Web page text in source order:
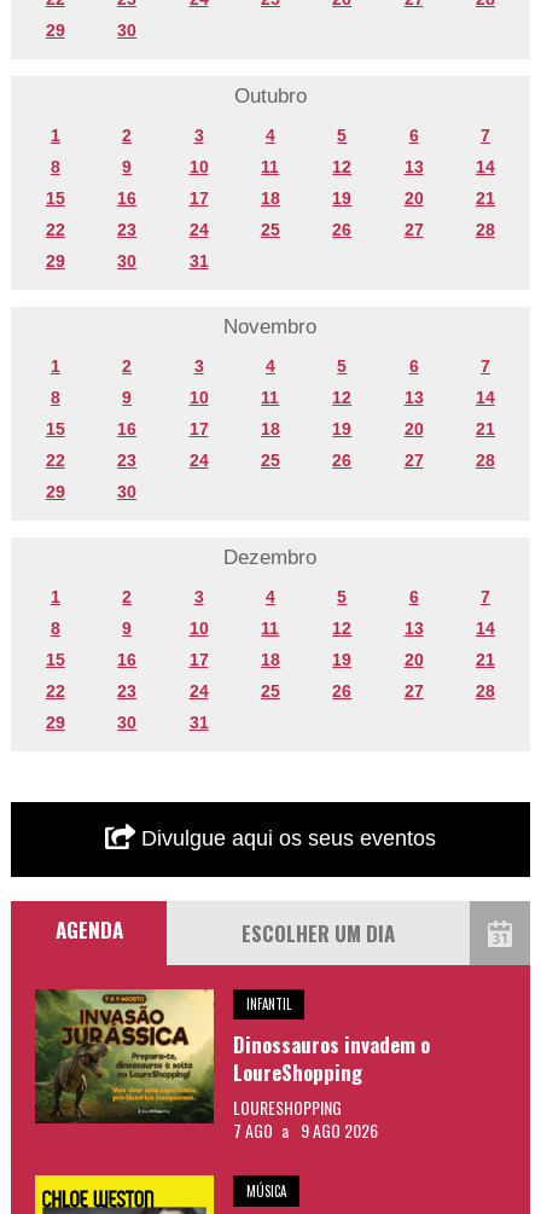
29
30
Outubro
1 2 3 4 5 6
7
8
9 10 11 12 13
14
15
16 17 18 19 20
21
22
23 24 25 26 27
28
29
30 31
Novembro
1 2 3 4 5 6
7
8
9 10 11 12 13
14
15
16 17 18 19 20
21
22
23 24 25 26 27
28
29
30
Dezembro
1 2 3 4 5 6
7
8
9 10 11 12 13
14
15
16 17 18 19 20
21
22
23 24 25 26 27
28
29
30 31
Divulgue aqui os seus eventos
AGENDA
INFANTIL
Dinossauros invadem o
LoureShopping
LOURESHOPPING
7 AGO a 9 AGO 2026
MÚSICA